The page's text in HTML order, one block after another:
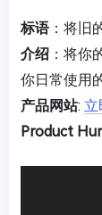
标语：将旧
介绍 ：将你
你日常使用
产品网站: 立
Product